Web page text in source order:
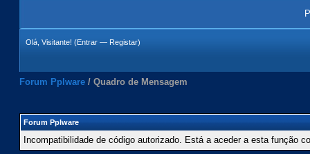
Olá, Visitante! (Entrar — Registar)
Forum Pplware / Quadro de Mensagem
Forum Pplware
Incompatibilidade de código autorizado. Está a aceder a esta função